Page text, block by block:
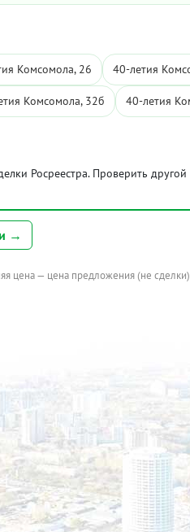
Комсомола, 26 40-летия
Комсомола, 32б 40-летия
Росреестра. Проверить
→
цена — цена предложения (не